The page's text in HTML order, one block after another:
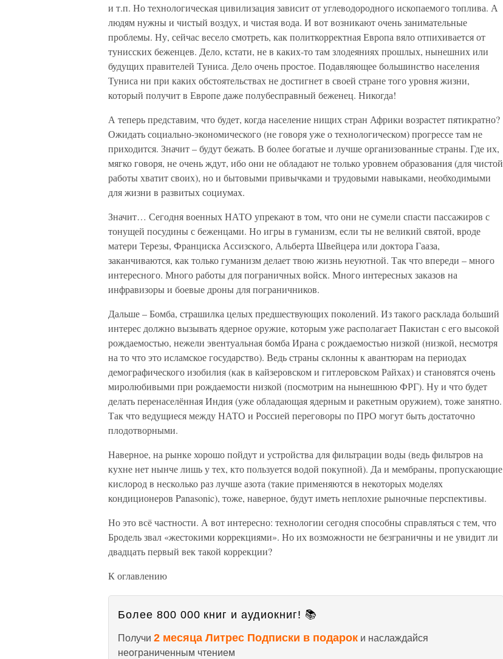
и т.п. Но технологическая цивилизация зависит от углеводородного ископаемого топлива. А
людям нужны и чистый воздух, и чистая вода. И вот возникают очень занимательные
проблемы. Ну, сейчас весело смотреть, как политкорректная Европа вяло отпихивается от
тунисских беженцев. Дело, кстати, не в каких-то там злодеяниях прошлых, нынешних или
будущих правителей Туниса. Дело очень простое. Подавляющее большинство населения
Туниса ни при каких обстоятельствах не достигнет в своей стране того уровня жизни,
который получит в Европе даже полубесправный беженец. Никогда!
А теперь представим, что будет, когда население нищих стран Африки возрастет пятикратно?
Ожидать социально-экономического (не говоря уже о технологическом) прогрессе там не
приходится. Значит – будут бежать. В более богатые и лучше организованные страны. Где их,
мягко говоря, не очень ждут, ибо они не обладают не только уровнем образования (для чистой
работы хватит своих), но и бытовыми привычками и трудовыми навыками, необходимыми
для жизни в развитых социумах.
Значит… Сегодня военных НАТО упрекают в том, что они не сумели спасти пассажиров с
тонущей посудины с беженцами. Но игры в гуманизм, если ты не великий святой, вроде
матери Терезы, Франциска Ассизского, Альберта Швейцера или доктора Гааза,
заканчиваются, как только гуманизм делает твою жизнь неуютной. Так что впереди – много
интересного. Много работы для пограничных войск. Много интересных заказов на
инфравизоры и боевые дроны для пограничников.
Дальше – Бомба, страшилка целых предшествующих поколений. Из такого расклада больший
интерес должно вызывать ядерное оружие, которым уже располагает Пакистан с его высокой
рождаемостью, нежели эвентуальная бомба Ирана с рождаемостью низкой (низкой, несмотря
на то что это исламское государство). Ведь страны склонны к авантюрам на периодах
демографического изобилия (как в кайзеровском и гитлеровском Райхах) и становятся очень
миролюбивыми при рождаемости низкой (посмотрим на нынешнюю ФРГ). Ну и что будет
делать перенаселённая Индия (уже обладающая ядерным и ракетным оружием), тоже занятно.
Так что ведущиеся между НАТО и Россией переговоры по ПРО могут быть достаточно
плодотворными.
Наверное, на рынке хорошо пойдут и устройства для фильтрации воды (ведь фильтров на
кухне нет нынче лишь у тех, кто пользуется водой покупной). Да и мембраны, пропускающие
кислород в несколько раз лучше азота (такие применяются в некоторых моделях
кондиционеров Panasonic), тоже, наверное, будут иметь неплохие рыночные перспективы.
Но это всё частности. А вот интересно: технологии сегодня способны справляться с тем, что
Бродель звал «жестокими коррекциями». Но их возможности не безграничны и не увидит ли
двадцать первый век такой коррекции?
К оглавлению
Более 800 000 книг и аудиокниг! 📚
Получи 2 месяца Литрес Подписки в подарок и наслаждайся
неограниченным чтением